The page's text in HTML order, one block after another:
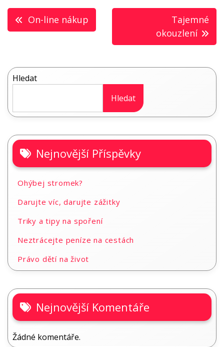
Navigace
pro
On-line nákup
Tajemné
okouzlení
Hledat
Hledat
Nejnovější Příspěvky
Ohýbej stromek?
Darujte víc, darujte zážitky
Triky a tipy na spoření
Neztrácejte peníze na cestách
Právo dětí na život
Nejnovější Komentáře
Žádné komentáře.